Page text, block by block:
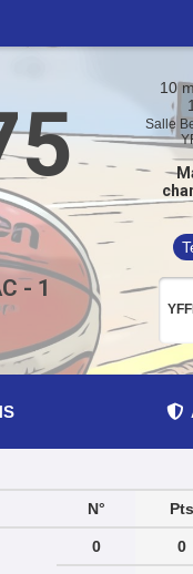
10
Salle
- 1
N° Pts
0 0